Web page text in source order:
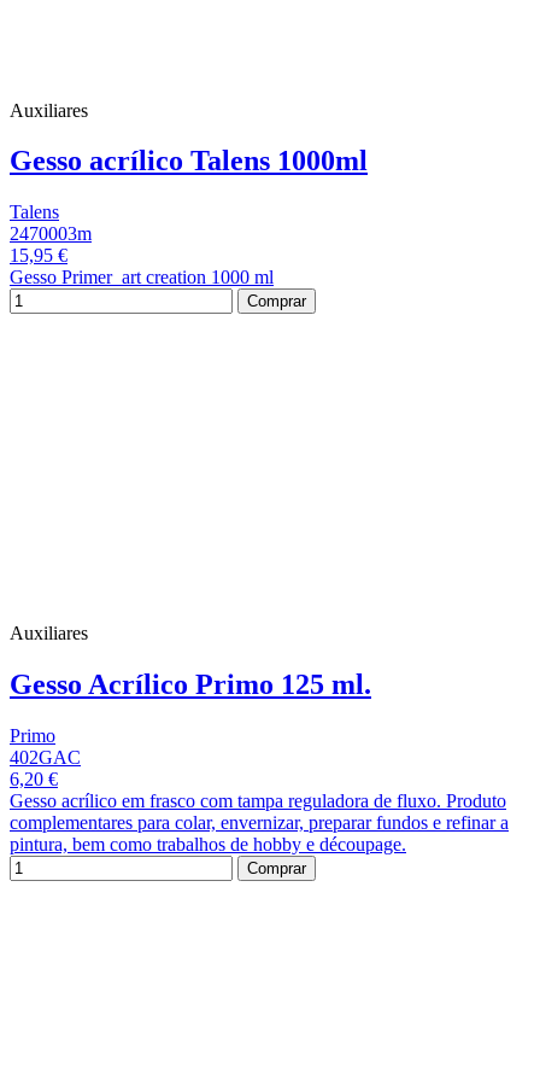
Auxiliares
Gesso acrílico Talens 1000ml
Talens
2470003m
15,95 €
Gesso Primer art creation 1000 ml
Comprar
Auxiliares
Gesso Acrílico Primo 125 ml.
Primo
402GAC
6,20 €
Gesso acrílico em frasco com tampa reguladora de fluxo. Produto
complementares para colar, envernizar, preparar fundos e refinar a
pintura, bem como trabalhos de hobby e découpage.
Comprar